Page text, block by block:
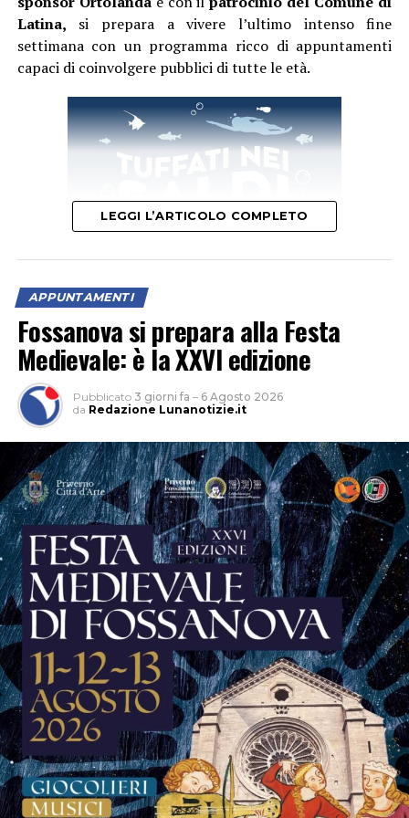
Latina, si prepara a vivere l’ultimo intenso fine
settimana con un programma ricco di appuntamenti
capaci di coinvolgere pubblici di tutte le età.
Il primo appuntamento del weekend è quello di domani,
sabato 8 agosto, quando la festa si aprirà con un
momento dedicato alla cultura. Protagonista sarà la
presentazione del libro“Percorsi incerti. Vite di madri
tra l’essere grembo e arciere”
Zanchetta, che dialogherà con l’avvocato Adele Morelli,
moderatrice dell’incontro. Un’occasione di confronto e
riflessione che arricchisce ulteriormente il programma
della manifestazione.
La musica continuerà poi ad essere protagonista sui tre
palchi della festa.
LEGGI L’ARTICOLO COMPLETO
APPUNTAMENTI
Fossanova si prepara alla Festa
Medievale: è la XXVI edizione
Pubblicato 3 giorni fa – 6 Agosto 2026
da Redazione Lunanotizie.it